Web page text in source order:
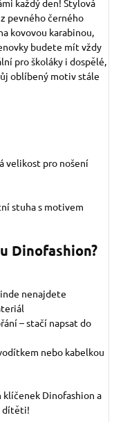
každý den! Stylová
pevného černého
kovovou karabinou,
budete mít vždy
pro školáky i dospělé,
oblíbený motiv stále
velikost pro nošení
stuha s motivem
Dinofashion?
nenajdete
– stačí napsat do
nebo kabelkou
klíčenek Dinofashion a
dítěti!